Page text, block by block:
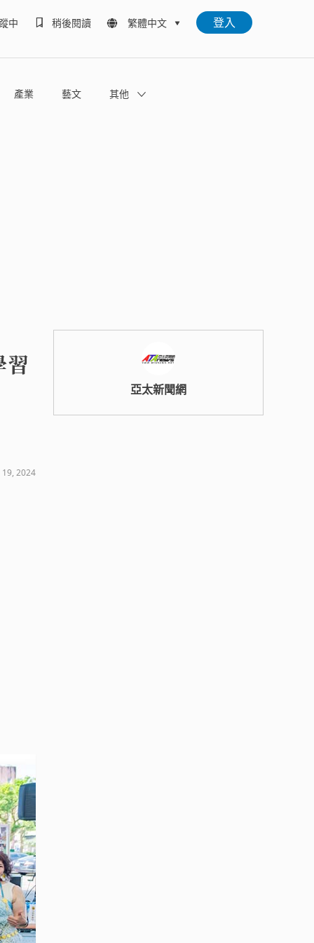
中 稍後閱讀 繁體中文 登入
產業 藝文 其他
19, 2024
亞太新聞網